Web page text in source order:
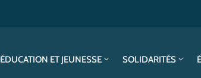
ÉDUCATION ET JEUNESSE SOLIDARITÉS